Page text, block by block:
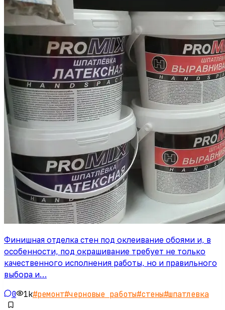
Финишная отделка стен под оклеивание обоями и, в
особенности, под окрашивание требует не только
качественного исполнения работы, но и правильного
выбора и…
0 1k#ремонт#черновые работы#стены#шпатлевка